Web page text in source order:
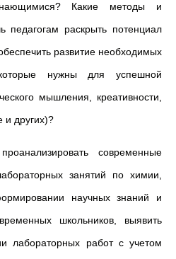
Какие методы и
педагогам раскрыть потенциал
развитие необходимых
которые нужны для успешной
мышления, креативности,
и других)?
проанализировать современные
занятий по химии,
научных знаний и
школьников, выявить
лабораторных работ с учетом